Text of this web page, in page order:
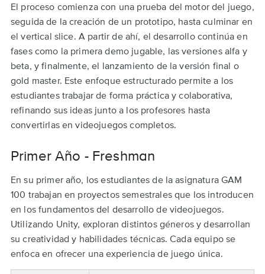
El proceso comienza con una prueba del motor del juego,
seguida de la creación de un prototipo, hasta culminar en
el vertical slice. A partir de ahí, el desarrollo continúa en
fases como la primera demo jugable, las versiones alfa y
beta, y finalmente, el lanzamiento de la versión final o
gold master. Este enfoque estructurado permite a los
estudiantes trabajar de forma práctica y colaborativa,
refinando sus ideas junto a los profesores hasta
convertirlas en videojuegos completos.
Primer Año - Freshman
En su primer año, los estudiantes de la asignatura GAM
100 trabajan en proyectos semestrales que los introducen
en los fundamentos del desarrollo de videojuegos.
Utilizando Unity, exploran distintos géneros y desarrollan
su creatividad y habilidades técnicas. Cada equipo se
enfoca en ofrecer una experiencia de juego única.